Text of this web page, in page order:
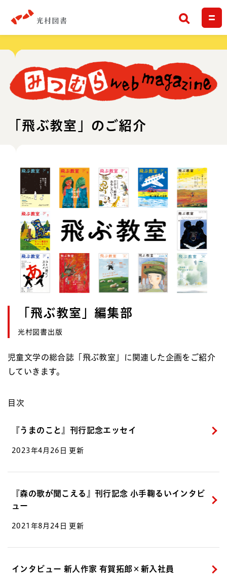
検索
「飛ぶ教室」のご紹介
「飛ぶ教室」編集部
光村図書出版
児童文学の総合誌「飛ぶ教室」に関連した企画をご紹介
していきます。
目次
『うまのこと』刊行記念エッセイ
2023年4月26日 更新
『森の歌が聞こえる』刊行記念 小手鞠るいインタビ
ュー
2021年8月24日 更新
インタビュー 新人作家 有賀拓郎×新入社員